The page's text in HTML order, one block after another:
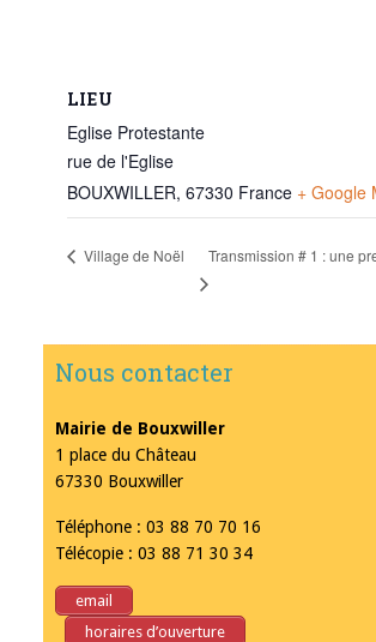
LIEU
Eglise Protestante
rue de l'Eglise
BOUXWILLER, 67330 France + Google
Village de Noël Transmission # 1 : une
Nous contacter
Mairie de Bouxwiller
1 place du Château
67330 Bouxwiller
Téléphone : 03 88 70 70 16
Télécopie : 03 88 71 30 34
email
horaires d’ouverture